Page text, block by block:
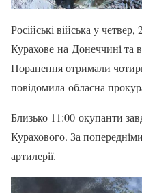
Російські війська у
Курахове на Донеччині та
Поранення отримали
повідомила обласна
Близько 11:00 окупанти
Курахового. За
артилерії.